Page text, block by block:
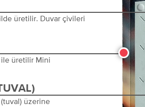
üretilir. Duvar çivileri
ile üretilir Mini
(tuval) üzerine